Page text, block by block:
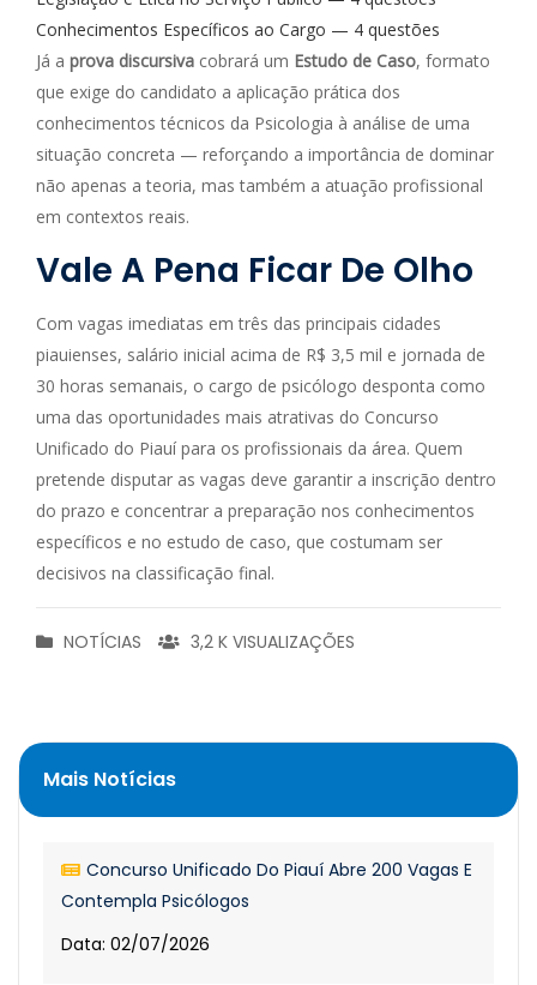
Conhecimentos Específicos ao Cargo — 4 questões
Já a prova discursiva cobrará um Estudo de Caso, formato
que exige do candidato a aplicação prática dos
conhecimentos técnicos da Psicologia à análise de uma
situação concreta — reforçando a importância de dominar
não apenas a teoria, mas também a atuação profissional
em contextos reais.
Vale A Pena Ficar De Olho
Com vagas imediatas em três das principais cidades
piauienses, salário inicial acima de R$ 3,5 mil e jornada de
30 horas semanais, o cargo de psicólogo desponta como
uma das oportunidades mais atrativas do Concurso
Unificado do Piauí para os profissionais da área. Quem
pretende disputar as vagas deve garantir a inscrição dentro
do prazo e concentrar a preparação nos conhecimentos
específicos e no estudo de caso, que costumam ser
decisivos na classificação final.
NOTÍCIAS 3,2 K VISUALIZAÇÕES
Mais Notícias
Concurso Unificado Do Piauí Abre 200 Vagas E
Contempla Psicólogos
Data: 02/07/2026